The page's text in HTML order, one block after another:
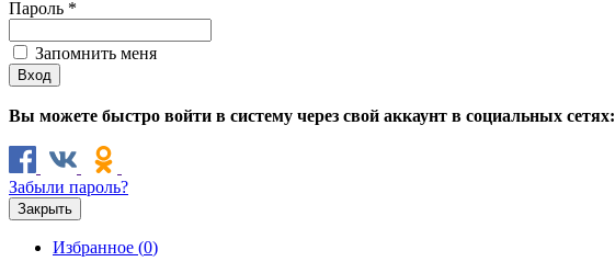
Пароль *
Запомнить меня
Вы можете быстро войти в систему через свой аккаунт в социальных сетях:
Забыли пароль?
Закрыть
Избранное (0)